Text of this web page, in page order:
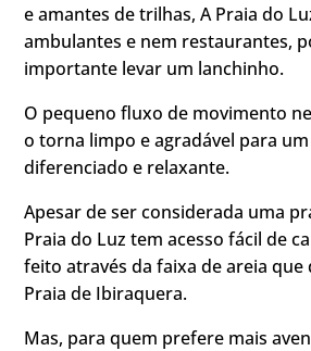
e amantes de trilhas, A Praia do
ambulantes e nem restaurantes,
importante levar um lanchinho.
O pequeno fluxo de movimento
o torna limpo e agradável para
diferenciado e relaxante.
Apesar de ser considerada uma
Praia do Luz tem acesso fácil de
feito através da faixa de areia que
Praia de Ibiraquera.
Mas, para quem prefere mais